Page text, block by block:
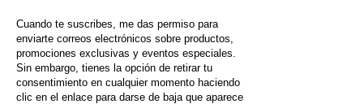
Cuando te suscribes, me das permiso para
enviarte correos electrónicos sobre productos,
promociones exclusivas y eventos especiales.
Sin embargo, tienes la opción de retirar tu
consentimiento en cualquier momento haciendo
clic en el enlace para darse de baja que aparece